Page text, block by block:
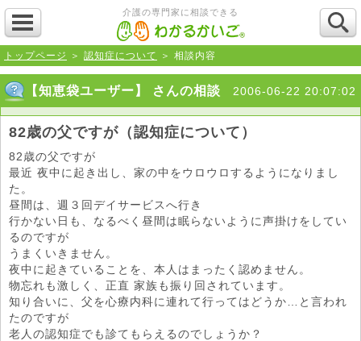
介護の専門家に相談できる
トップページ ＞ 認知症について ＞ 相談内容
【知恵袋ユーザー】 さんの相談 2006-06-22 20:07:02
82歳の父ですが（認知症について）
82歳の父ですが
最近 夜中に起き出し、家の中をウロウロするようになりまし
た。
昼間は、週３回デイサービスへ行き
行かない日も、なるべく昼間は眠らないように声掛けをしてい
るのですが
うまくいきません。
夜中に起きていることを、本人はまったく認めません。
物忘れも激しく、正直 家族も振り回されています。
知り合いに、父を心療内科に連れて行ってはどうか…と言われ
たのですが
老人の認知症でも診てもらえるのでしょうか？